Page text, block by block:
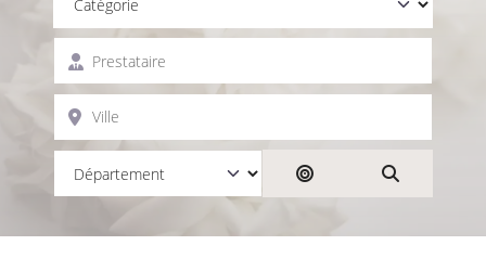
Prestataire
Ville
Rechercher par